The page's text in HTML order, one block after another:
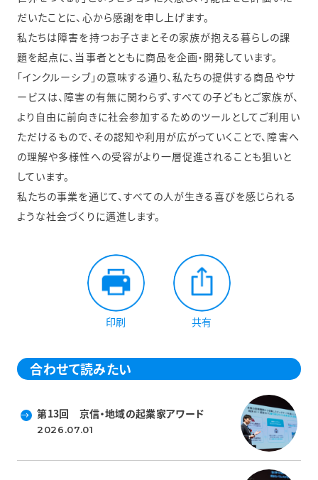
だいたことに、心から感謝を申し上げます。
私たちは障害を持つお子さまとその家族が抱える暮らしの課
題を起点に、当事者とともに商品を企画・開発しています。
「インクルーシブ」の意味する通り、私たちの提供する商品やサ
ービスは、障害の有無に関わらず、すべての子どもとご家族が、
より自由に前向きに社会参加するためのツールとしてご利用い
ただけるもので、その認知や利用が広がっていくことで、障害へ
の理解や多様性への受容がより一層促進されることも狙いと
しています。
私たちの事業を通じて、すべての人が生きる喜びを感じられる
ような社会づくりに邁進します。
印刷 共有
合わせて読みたい
第13回 京信・地域の起業家アワード
2026.07.01